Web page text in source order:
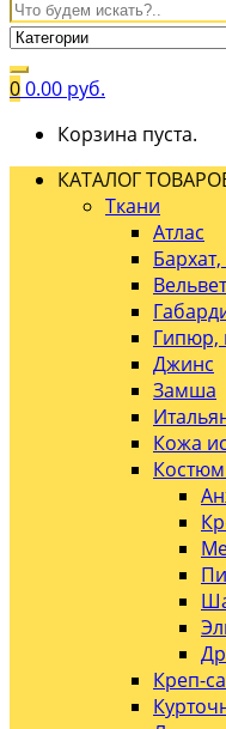
00.00 руб.
Корзина пуста.
КАТАЛОГ
Ткани
Атлас
Вельвет
Гипюр,
Джинс
Замша
Кожа
Креп-